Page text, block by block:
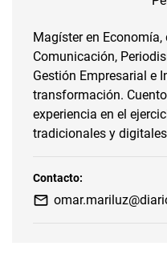
Magíster en
Comunicación,
Gestión Empresarial e
transformación.
experiencia en el
tradicionales y
Contacto: